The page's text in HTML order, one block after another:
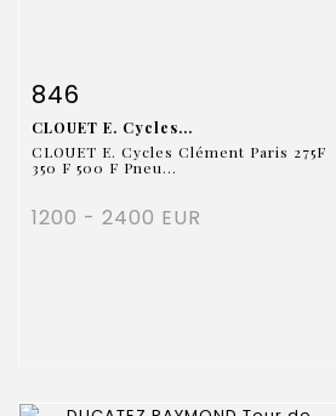
Fiche détaillée
846
CLOUET E. Cycles...
CLOUET E. Cycles Clément Paris 275F
350 F 500 F Pneu...
1200 - 2400 EUR